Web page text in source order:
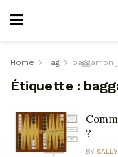
Home Tag baggamon
Étiquette :
?
BY SALLY